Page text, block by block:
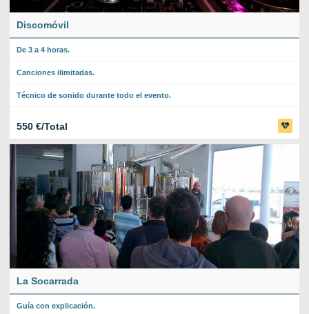
Discomóvil
De 3 a 4 horas.
Canciones ilimitadas.
Técnico de sonido durante todo el evento.
550 €/Total
La Socarrada
Guía con explicación.